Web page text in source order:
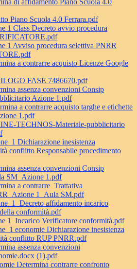
di affidamento Piano Scuola 4.0
Piano Scuola 4.0 Ferrara.pdf
1 Class Decreto avvio procedura
1 Avviso procedura selettiva PNRR
a contrarre acquisto Licenze Google
FASE 7486670.pdf
assenza convenzioni Consip
Azione 1.pdf
a contrarre acquisto targhe e etichette
1.pdf
TECHNOS-Materiale-pubblicitario
Dichiarazione inesistenza
conflitto Responsabile procedimento
assenza convenzioni Consip
SM_Azione 1.pdf
a contrarre_Trattativa
1_Aula SM.pdf
affidamento incarico
conformità.pdf
1_Incarico Verificatore conformità.pdf
economie Dichiarazione inesistenza
conflitto RUP PNRR.pdf
assenza convenzioni
(1).pdf
Determina contrarre confronto